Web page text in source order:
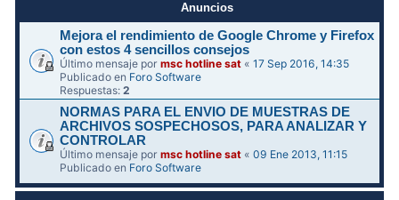
Anuncios
Mejora el rendimiento de Google Chrome y Firefox
con estos 4 sencillos consejos
Último mensaje pormsc hotline sat «17 Sep 2016, 14:35
Publicado en Foro Software
Respuestas:2
NORMAS PARA EL ENVIO DE MUESTRAS DE
ARCHIVOS SOSPECHOSOS, PARA ANALIZAR Y
CONTROLAR
Último mensaje pormsc hotline sat «09 Ene 2013, 11:15
Publicado en Foro Software